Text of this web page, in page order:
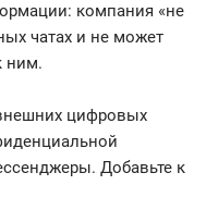
компания «не
чатах и не может
ним.
цифровых
Добавьте к